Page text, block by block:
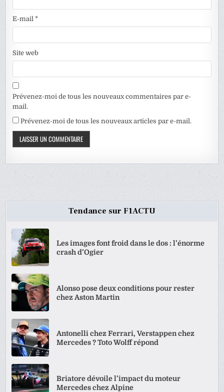
E-mail*
Site web
Prévenez-moi de tous les nouveaux commentaires par e-
mail.
Prévenez-moi de tous les nouveaux articles par e-mail.
Tendance sur F1ACTU
Les images font froid dans le dos : l’énorme
crash d’Ogier
Alonso pose deux conditions pour rester
chez Aston Martin
Antonelli chez Ferrari, Verstappen chez
Mercedes ? Toto Wolff répond
Briatore dévoile l’impact du moteur
Mercedes chez Alpine